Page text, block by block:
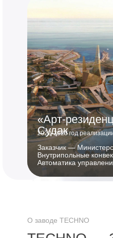
«Арт-
Судак
2022-2023 год
Заказчик —
Внутрипольные
Автоматика
О заводе TECHNO